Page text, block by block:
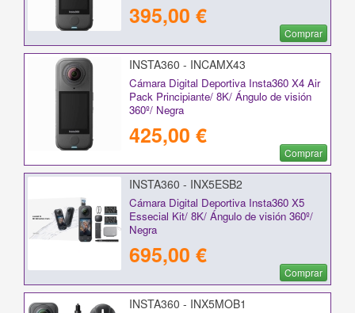
395,00 €
Comprar
INSTA360 - INCAMX43
Cámara Digital Deportiva Insta360 X4 Air
Pack Principiante/ 8K/ Ángulo de visión
360º/ Negra
425,00 €
Comprar
INSTA360 - INX5ESB2
Cámara Digital Deportiva Insta360 X5
Essecial Kit/ 8K/ Ángulo de visión 360º/
Negra
695,00 €
Comprar
INSTA360 - INX5MOB1